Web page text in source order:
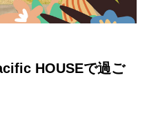
HOUSEで過ご